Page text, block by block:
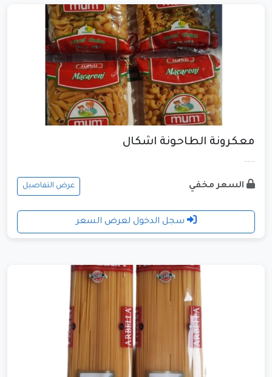
معكرونة الطاحونة اشكال
......
السعر مخفي عرض التفاصيل
سجل الدخول لعرض السعر